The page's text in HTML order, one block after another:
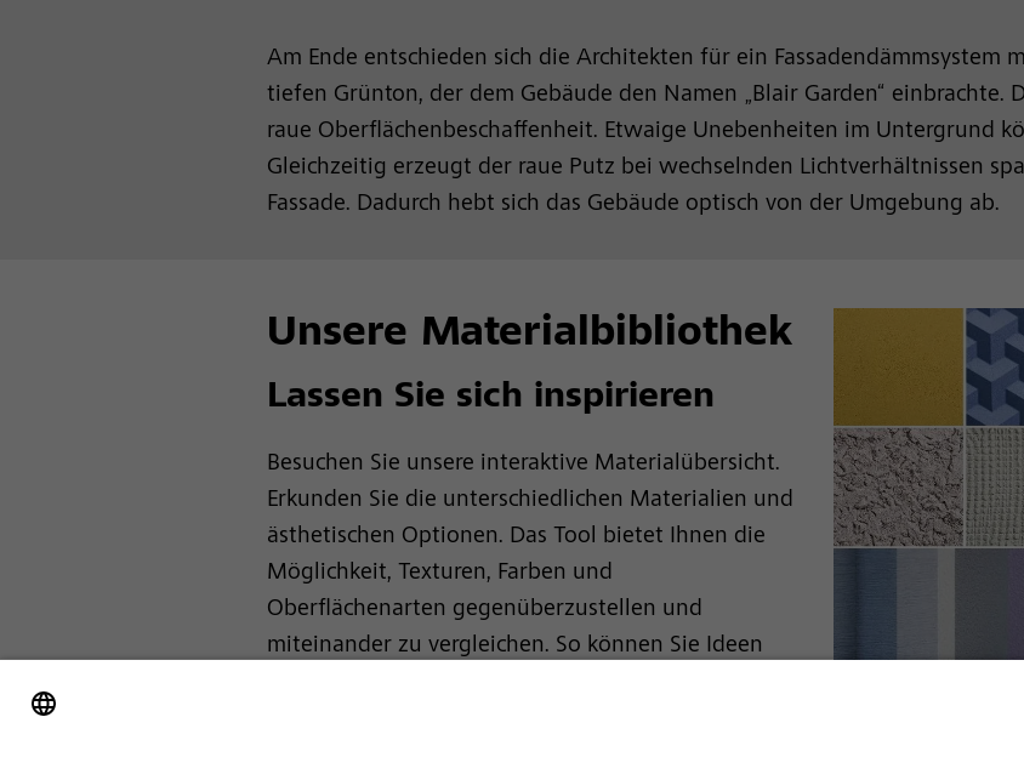
Am Ende entschieden sich die Architekten für ein Fassadendämmsystem
tiefen Grünton, der dem Gebäude den Namen „Blair Garden“ einbrachte.
raue Oberflächenbeschaffenheit. Etwaige Unebenheiten im Untergrund
Gleichzeitig erzeugt der raue Putz bei wechselnden Lichtverhältnissen
Fassade. Dadurch hebt sich das Gebäude optisch von der Umgebung ab.
Unsere Materialbibliothek
Lassen Sie sich inspirieren
Besuchen Sie unsere interaktive Materialübersicht.
Erkunden Sie die unterschiedlichen Materialien und
ästhetischen Optionen. Das Tool bietet Ihnen die
Möglichkeit, Texturen, Farben und
Oberflächenarten gegenüberzustellen und
miteinander zu vergleichen. So können Sie Ideen